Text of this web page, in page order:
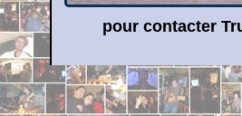
pour contacter